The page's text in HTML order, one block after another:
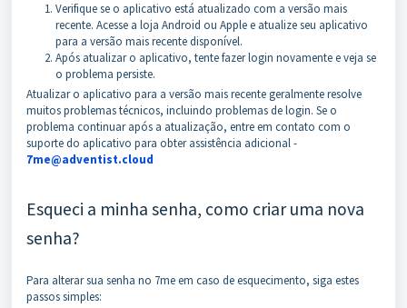
Verifique se o aplicativo está atualizado com a versão mais
recente. Acesse a loja Android ou Apple e atualize seu aplicativo
para a versão mais recente disponível.
Após atualizar o aplicativo, tente fazer login novamente e veja se
o problema persiste.
Atualizar o aplicativo para a versão mais recente geralmente resolve
muitos problemas técnicos, incluindo problemas de login. Se o
problema continuar após a atualização, entre em contato com o
suporte do aplicativo para obter assistência adicional -
7me@adventist.cloud
Esqueci a minha senha, como criar uma nova
senha?
Para alterar sua senha no 7me em caso de esquecimento, siga estes
passos simples: